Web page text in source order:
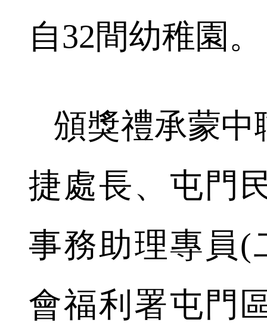
自32間幼稚園。
頒獎禮承蒙中
捷處長、屯門
事務助理專員(
會福利署屯門